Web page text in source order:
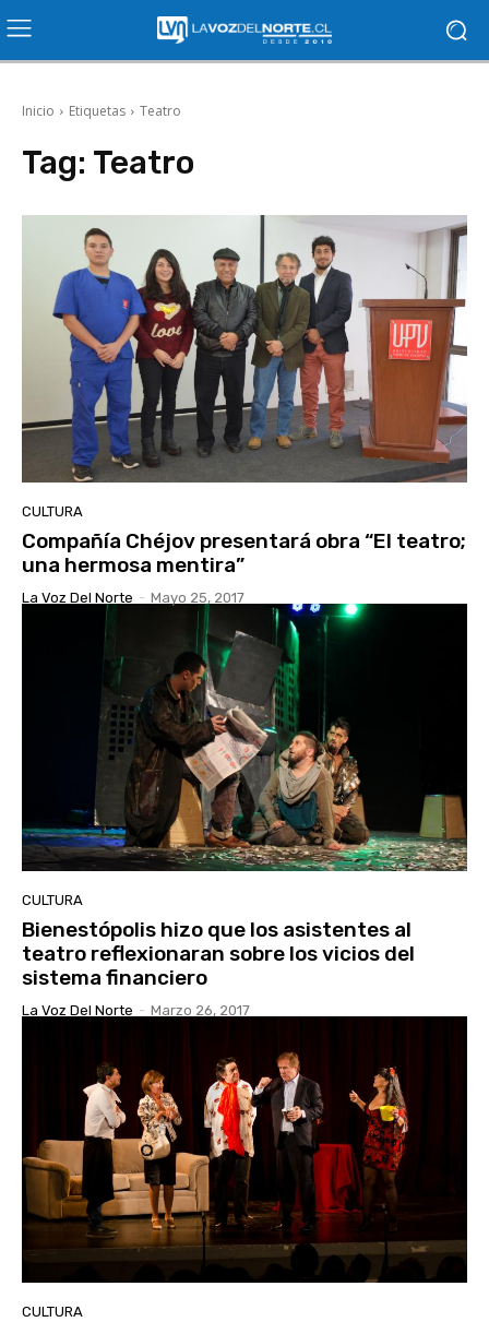
Inicio Etiquetas Teatro
Tag: Teatro
CULTURA
Compañía Chéjov presentará obra “El teatro;
una hermosa mentira”
La Voz Del Norte - Mayo 25, 2017
CULTURA
Bienestópolis hizo que los asistentes al
teatro reflexionaran sobre los vicios del
sistema financiero
La Voz Del Norte - Marzo 26, 2017
CULTURA